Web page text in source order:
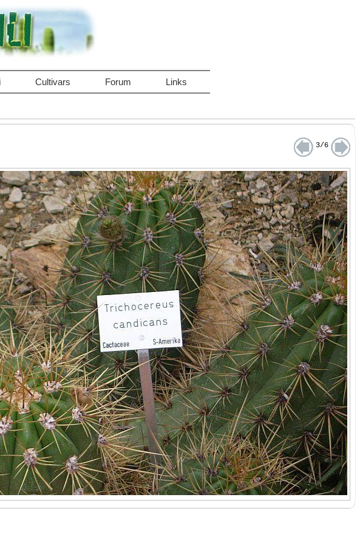
Cultivars Forum Links
3/6